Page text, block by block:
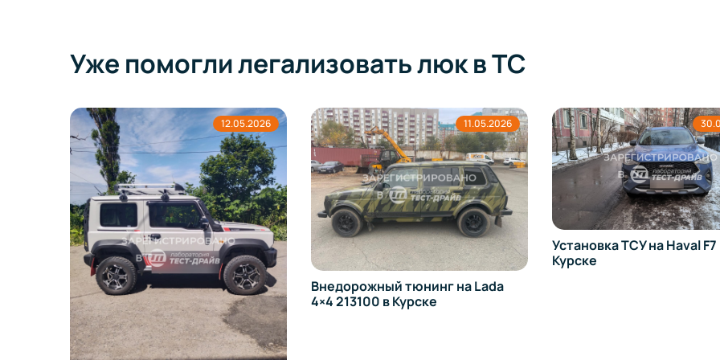
Уже помогли легализовать люк в ТС
12.05.2026 11.05.2026
Внедорожный тюнинг на Lada
4×4 213100 в Курске
Установка ТСУ на Haval F7
Курске